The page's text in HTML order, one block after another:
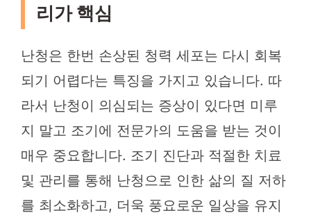
리가 핵심
난청은 한번 손상된 청력 세포는 다시 회복
되기 어렵다는 특징을 가지고 있습니다. 따
라서 난청이 의심되는 증상이 있다면 미루
지 말고 조기에 전문가의 도움을 받는 것이
매우 중요합니다. 조기 진단과 적절한 치료
및 관리를 통해 난청으로 인한 삶의 질 저하
를 최소화하고, 더욱 풍요로운 일상을 유지